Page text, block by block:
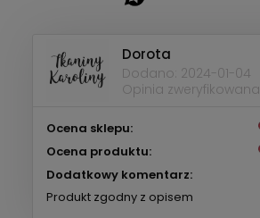
Dorota
Dodano: 2024-01-04
Opinia zweryfikowana
Ocena sklepu:
Ocena produktu:
Dodatkowy komentarz:
Produkt zgodny z opisem